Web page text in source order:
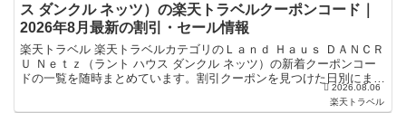
ス ダンクル ネッツ）の楽天トラベルクーポンコード｜
2026年8月最新の割引・セール情報
楽天トラベル 楽天トラベルカテゴリのＬａｎｄ Ｈａｕｓ ＤＡＮＣＲ
Ｕ Ｎｅｔｚ（ラント ハウス ダンクル ネッツ）の新着クーポンコー
ドの一覧を随時まとめています。割引クーポンを見つけた日別にまと
2026.08.06
楽天トラベル